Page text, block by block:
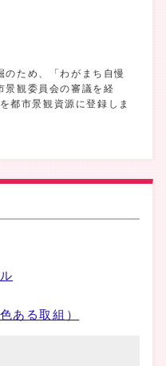
のため、「わがまち自慢
景観委員会の審議を経
都市景観資源に登録しま
ある取組）